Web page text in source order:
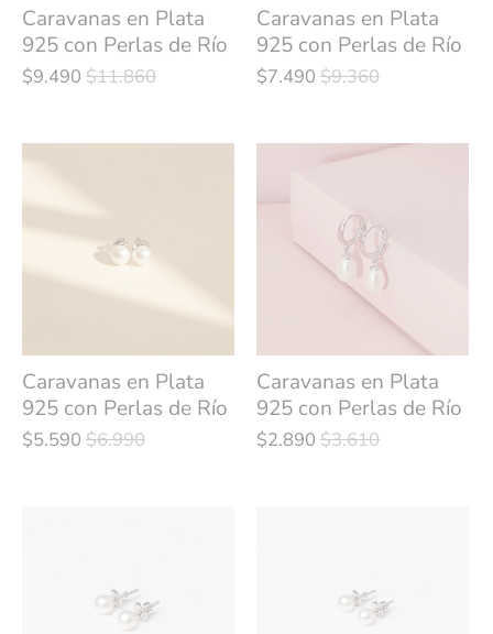
Caravanas en Plata
925 con Perlas de Río
$9.490 $11.860
Caravanas en Plata
925 con Perlas de Río
$7.490 $9.360
Caravanas en Plata
925 con Perlas de Río
$5.590 $6.990
Caravanas en Plata
925 con Perlas de Río
$2.890 $3.610